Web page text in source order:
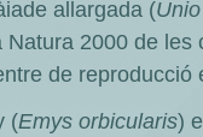
allargada (
2000 de les
de reproducció
(Emys orbicularis)